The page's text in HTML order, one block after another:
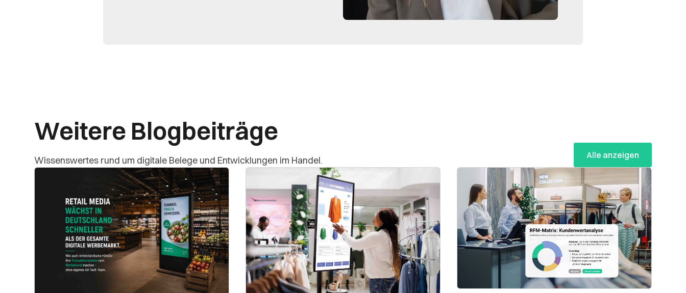
Weitere Blogbeiträge
Wissenswertes rund um digitale Belege und Entwicklungen im Handel. Alle anzeigen